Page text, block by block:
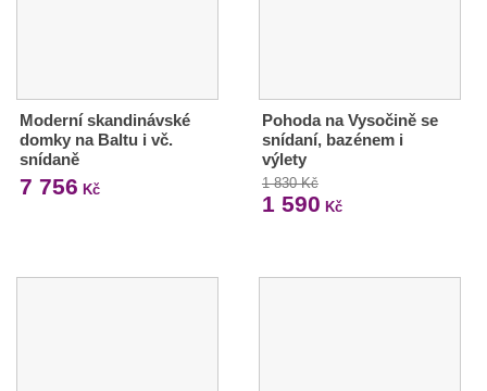
Moderní skandinávské
domky na Baltu i vč.
snídaně
7 756 Kč
Pohoda na Vysočině se
snídaní, bazénem i
výlety
1 830 Kč
1 590 Kč